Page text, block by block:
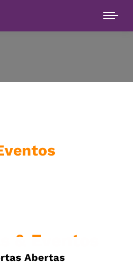
& Eventos
Abertas